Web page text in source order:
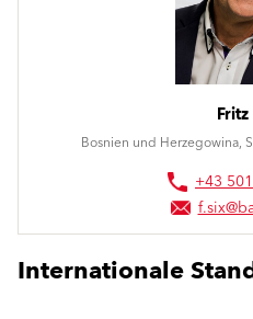
Bosnien und Herzegowina,
+43
Internationale